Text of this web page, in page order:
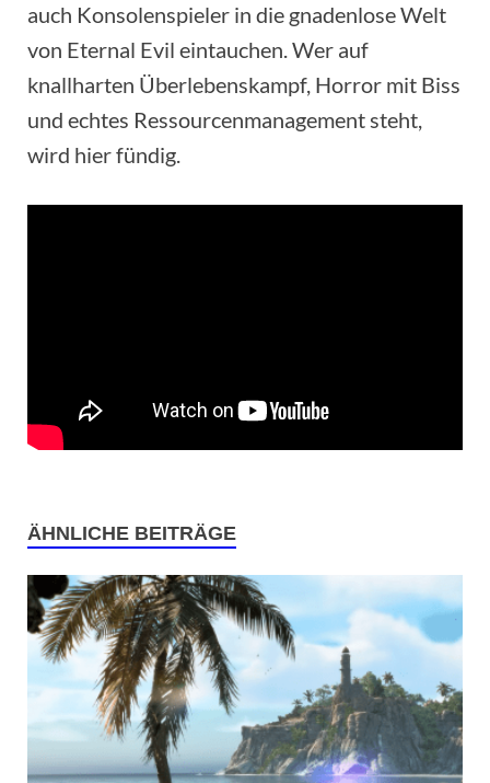
auch Konsolenspieler in die gnadenlose Welt
von Eternal Evil eintauchen. Wer auf
knallharten Überlebenskampf, Horror mit Biss
und echtes Ressourcenmanagement steht,
wird hier fündig.
ÄHNLICHE BEITRÄGE